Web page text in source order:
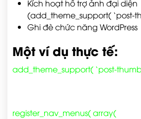
Kích hoạt hỗ trợ ảnh đại diện
(add_theme_support( ‘post-
Ghi đè chức năng WordPress
Một ví dụ thực tế:
add_theme_support( ‘post-
register_nav_menus( array(